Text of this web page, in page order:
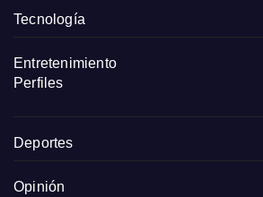
Tecnología
Entretenimiento
Perfiles
Deportes
Opinión